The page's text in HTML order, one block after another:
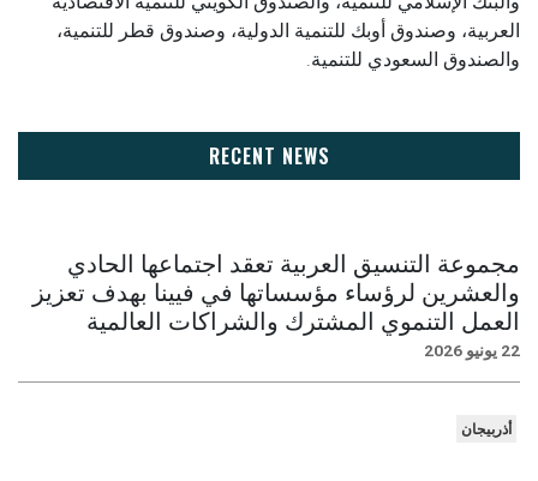
العربية، وصندوق أوبك للتنمية الدولية، وصندوق قطر للتنمية،
والصندوق السعودي للتنمية.
RECENT NEWS
مجموعة التنسيق العربية تعقد اجتماعها الحادي
والعشرين لرؤساء مؤسساتها في فيينا بهدف تعزيز
العمل التنموي المشترك والشراكات العالمية
22 يونيو 2026
أذربيجان